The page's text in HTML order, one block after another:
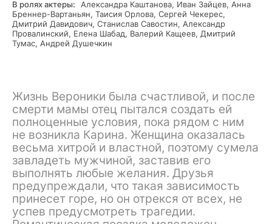
В ролях актеры:
Александра Каштанова, Иван Зайцев, Анна
Бреннер-Вартаньян, Таисия Орлова, Сергей Чекерес,
Дмитрий Давидович, Станислав Савостин, Александр
Провалинский, Елена Шабад, Валерий Кащеев, Дмитрий
Тумас, Андрей Душечкин
Жизнь Вероники была счастливой, и после
смерти мамы отец пытался создать ей
полноценные условия, пока рядом с ним
не возникла Карина. Женщина оказалась
весьма хитрой и властной, поэтому сумела
завладеть мужчиной, заставив его
выполнять любые желания. Друзья
предупреждали, что такая зависимость
принесет горе, но он отрекся от всех, не
успев предусмотреть трагедии.